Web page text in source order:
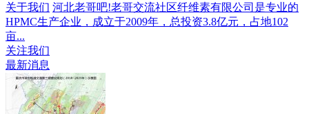
关于我们 河北老哥吧!老哥交流社区纤维素有限公司是专业的
HPMC生产企业，成立于2009年，总投资3.8亿元，占地102
亩...
关注我们
最新消息